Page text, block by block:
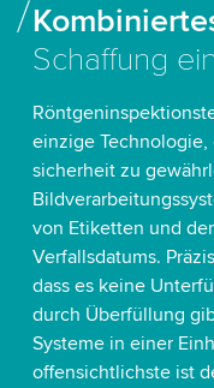
Schaffung
einzige
sicherheit zu
von Etiketten und
Verfallsdatums.
dass es keine
durch Überfüllung
Systeme in einer
offensichtlichste ist